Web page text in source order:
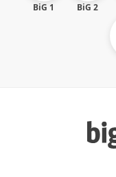
BiG 1 BiG 2